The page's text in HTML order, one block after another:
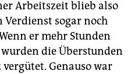
Arbeitszeit blieb also
sogar noch
er mehr Stunden
die Überstunden
Genauso war